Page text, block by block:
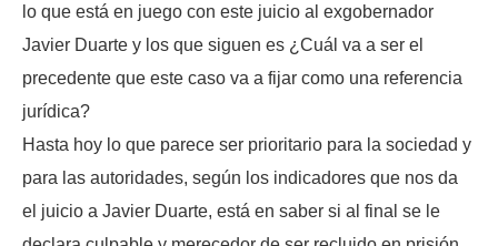
lo que está en juego con este juicio al exgobernador
Javier Duarte y los que siguen es ¿Cuál va a ser el
precedente que este caso va a fijar como una referencia
jurídica?
Hasta hoy lo que parece ser prioritario para la sociedad y
para las autoridades, según los indicadores que nos da
el juicio a Javier Duarte, está en saber si al final se le